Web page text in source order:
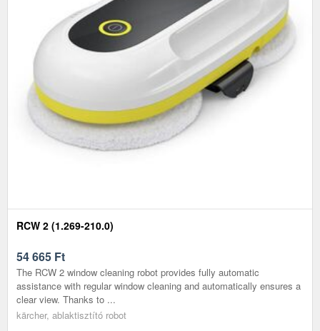
RCW 2 (1.269-210.0)
54 665 Ft
The RCW 2 window cleaning robot provides fully automatic
assistance with regular window cleaning and automatically ensures a
clear view. Thanks to ...
kärcher, ablaktisztító robot